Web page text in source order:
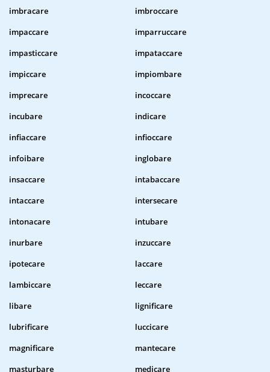
imbracare
imbroccare
impaccare
imparruccare
impasticcare
impataccare
impiccare
impiombare
imprecare
incoccare
incubare
indicare
infiaccare
infioccare
infoibare
inglobare
insaccare
intabaccare
intaccare
intersecare
intonacare
intubare
inurbare
inzuccare
ipotecare
laccare
lambiccare
leccare
libare
lignificare
lubrificare
luccicare
magnificare
mantecare
masturbare
medicare